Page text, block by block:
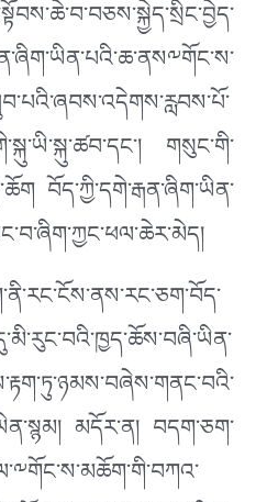
གསུང་གི་
བོད་ཀྱི་དགེ་རྒན་ཞིག་ཡིན་
མདོར་ན། བདག་ཅག་